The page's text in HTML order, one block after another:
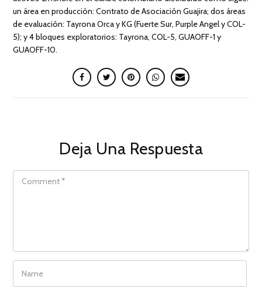
un área en producción: Contrato de Asociación Guajira; dos áreas
de evaluación: Tayrona Orca y KG (Fuerte Sur, Purple Angel y COL-
5); y 4 bloques exploratorios: Tayrona, COL-5, GUAOFF-1 y
GUAOFF-10.
Deja Una Respuesta
COMMENT
NAME